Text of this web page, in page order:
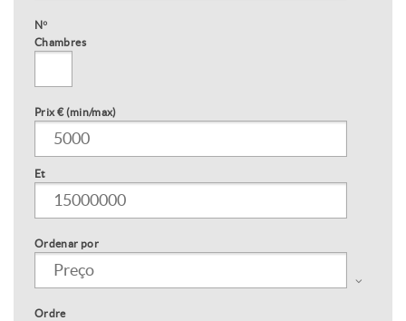
Nº
Chambres
Prix € (min/max)
Et
Ordenar por
Ordre